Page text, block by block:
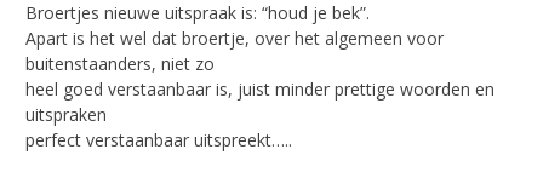
Broertjes nieuwe uitspraak is: “houd je bek”.
Apart is het wel dat broertje, over het algemeen voor
buitenstaanders, niet zo
heel goed verstaanbaar is, juist minder prettige woorden en
uitspraken
perfect verstaanbaar uitspreekt…..